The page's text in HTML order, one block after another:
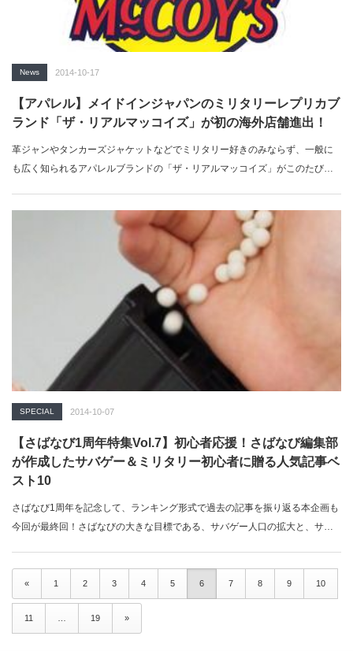
News 2014-10-17
【アパレル】メイドインジャパンのミリタリーレプリカブ
ランド「ザ・リアルマッコイズ」が初の海外店舗進出！
革ジャンやタンカーズジャケットなどでミリタリー好きのみならず、一般に
も広く知られるアパレルブランドの「ザ・リアルマッコイズ」がこのたびニ
SPECIAL 2014-10-07
【さばなび1周年特集Vol.7】初心者応援！さばなび編集部
が作成したサバゲー＆ミリタリー初心者に贈る人気記事ベ
スト10
さばなび1周年を記念して、ランキング形式で過去の記事を振り返る本企画も
今回が最終回！さばなびの大きな目標である、サバゲー人口の拡大と、サバ
« 1 2 3 4 5 6 7 8 9 10
11 19 »